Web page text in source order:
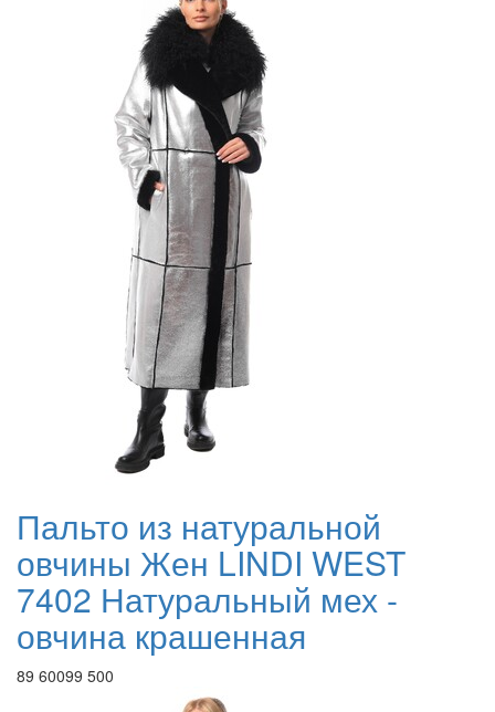
Пальто из натуральной
овчины Жен LINDI WEST
7402 Натуральный мех -
овчина крашенная
89 60099 500